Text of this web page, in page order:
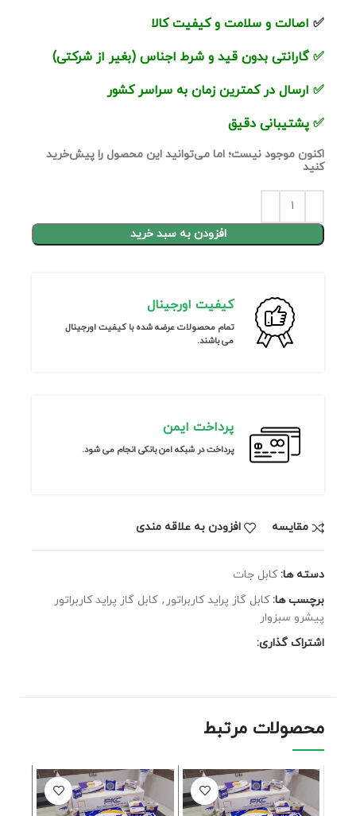
✅ اصالت و سلامت و کیفیت کالا
✅گارانتی بدون قید و شرط اجناس (بغیر از شرکتی)
✅ ارسال در کمترین زمان به سراسر کشور
✅ پشتیبانی دقیق
اکنون موجود نیست؛ اما می‌توانید این محصول را پیش‌خرید
کنید
افزودن به سبد خرید
کیفیت اورجینال
تمام محصولات عرضه شده با کیفیت اورجینال
می باشند.
پرداخت ایمن
پرداخت در شبکه امن بانکی انجام می شود.
مقايسه افزودن به علاقه مندی
دسته ها: کابل جات
برچسب ها: كابل گاز پرايد كاربراتور , كابل گاز پرايد كاربراتور
پیشرو سبزوار
اشتراک گذاری:
محصولات مرتبط